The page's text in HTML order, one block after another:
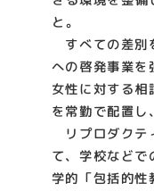
と。
すべての差別
への啓発事業を
女性に対する相
を常勤で配置し
リプロダクテ
て、学校など
学的「包括的性